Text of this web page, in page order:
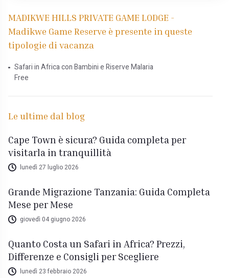
MADIKWE HILLS PRIVATE GAME LODGE -
Madikwe Game Reserve è presente in queste
tipologie di vacanza
Safari in Africa con Bambini e Riserve Malaria
Free
Le ultime dal blog
Cape Town è sicura? Guida completa per
visitarla in tranquillità
lunedì 27 luglio 2026
Grande Migrazione Tanzania: Guida Completa
Mese per Mese
giovedì 04 giugno 2026
Quanto Costa un Safari in Africa? Prezzi,
Differenze e Consigli per Scegliere
lunedì 23 febbraio 2026